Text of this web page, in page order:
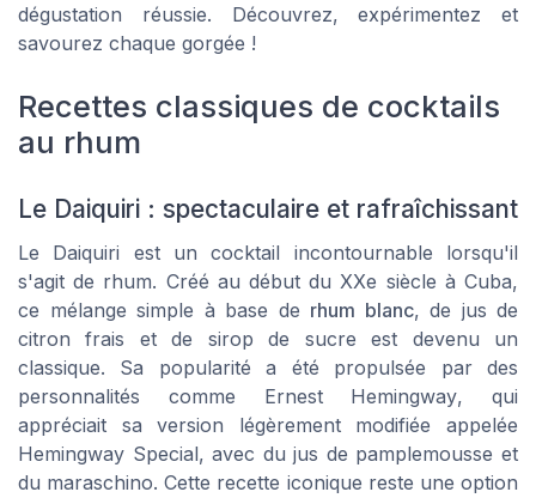
dégustation réussie. Découvrez, expérimentez et
savourez chaque gorgée !
Recettes classiques de cocktails
au rhum
Le Daiquiri : spectaculaire et rafraîchissant
Le Daiquiri est un cocktail incontournable lorsqu'il
s'agit de rhum. Créé au début du XXe siècle à Cuba,
ce mélange simple à base de rhum blanc, de jus de
citron frais et de sirop de sucre est devenu un
classique. Sa popularité a été propulsée par des
personnalités comme Ernest Hemingway, qui
appréciait sa version légèrement modifiée appelée
Hemingway Special, avec du jus de pamplemousse et
du maraschino. Cette recette iconique reste une option